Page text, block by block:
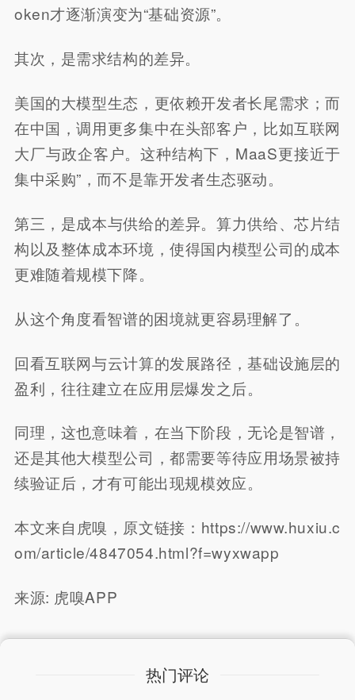
oken才逐渐演变为“基础资源”。
其次，是需求结构的差异。
美国的大模型生态，更依赖开发者长尾需求；而
在中国，调用更多集中在头部客户，比如互联网
大厂与政企客户。这种结构下，MaaS更接近于
集中采购”，而不是靠开发者生态驱动。
第三，是成本与供给的差异。算力供给、芯片结
构以及整体成本环境，使得国内模型公司的成本
更难随着规模下降。
从这个角度看智谱的困境就更容易理解了。
回看互联网与云计算的发展路径，基础设施层的
盈利，往往建立在应用层爆发之后。
同理，这也意味着，在当下阶段，无论是智谱，
还是其他大模型公司，都需要等待应用场景被持
续验证后，才有可能出现规模效应。
本文来自虎嗅，原文链接：https://www.huxiu.c
om/article/4847054.html?f=wyxwapp
来源: 虎嗅APP
热门评论